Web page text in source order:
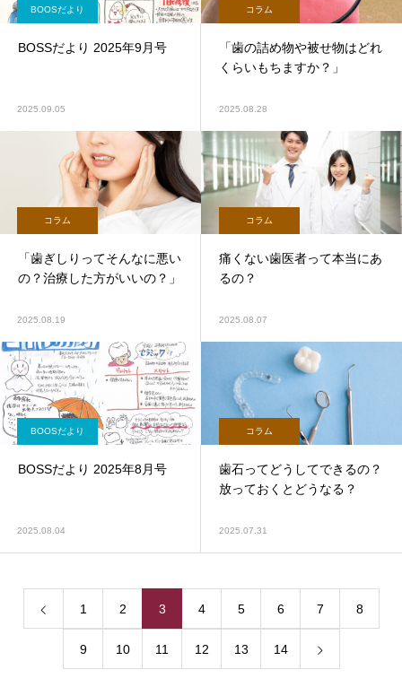
BOOSだより
BOSSだより 2025年9月号
2025.09.05
コラム
「歯の詰め物や被せ物はどれ
くらいもちますか？」
2025.08.28
コラム
「歯ぎしりってそんなに悪い
の？治療した方がいいの？」
2025.08.19
コラム
痛くない歯医者って本当にあ
るの？
2025.08.07
BOOSだより
BOSSだより 2025年8月号
2025.08.04
コラム
歯石ってどうしてできるの？
放っておくとどうなる？
2025.07.31
1 2 3 4 5 6 7 8
9 10 11 12 13 14